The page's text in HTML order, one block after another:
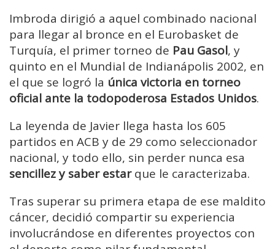
Imbroda dirigió a aquel combinado nacional
para llegar al bronce en el Eurobasket de
Turquía, el primer torneo de Pau Gasol, y
quinto en el Mundial de Indianápolis 2002, en
el que se logró la única victoria en torneo
oficial ante la todopoderosa Estados Unidos.
La leyenda de Javier llega hasta los 605
partidos en ACB y de 29 como seleccionador
nacional, y todo ello, sin perder nunca esa
sencillez y saber estarque le caracterizaba.
Tras superar su primera etapa de ese maldito
cáncer, decidió compartir su experiencia
involucrándose en diferentes proyectos con